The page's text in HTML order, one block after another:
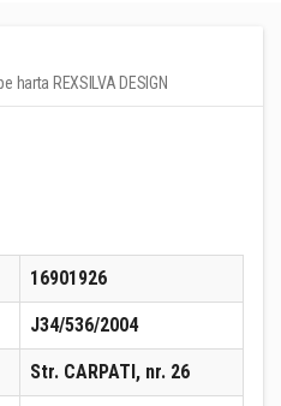
REXSILVA DESIGN
16901926
J34/536/2004
Str. CARPATI, nr. 26